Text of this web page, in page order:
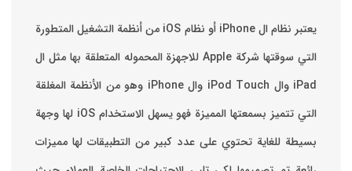
يعتبر نظام ال iPhone أو نظام iOS من أنظمة التشغيل المتطورة
التي سوقتها شركة Apple للاجهزة المحموله المتعلقة بها مثل ال
iPad وال iPod Touch وال iPhone وهو من الأنظمة المغلقة
التي تتميز بسمعتها المميزة فهو يسهل الاستخدام ‏iOS لها وجهة
بسيطة للغاية تحتوي على عدد كبير من التطبيقات لها مميزات